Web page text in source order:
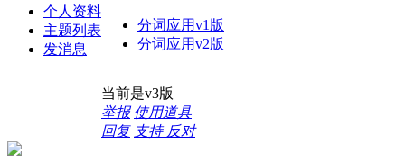
个人资料
主题列表
发消息
分词应用v1版
分词应用v2版
当前是v3版
举报 使用道具
回复 支持 反对